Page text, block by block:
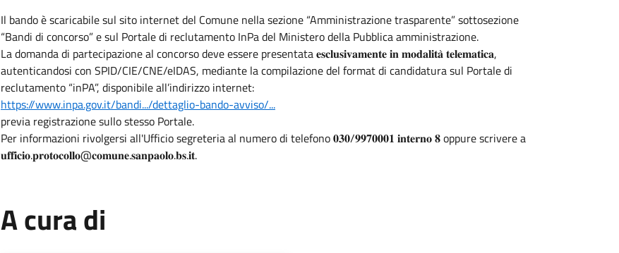
Il bando è scaricabile sul sito internet del Comune nella sezione “Amministrazione trasparente” sottosezione
“Bandi di concorso” e sul Portale di reclutamento InPa del Ministero della Pubblica amministrazione.
La domanda di partecipazione al concorso deve essere presentata 𝐞𝐬𝐜𝐥𝐮𝐬𝐢𝐯𝐚𝐦𝐞𝐧𝐭𝐞 𝐢𝐧 𝐦𝐨𝐝𝐚𝐥𝐢𝐭𝐚̀ 𝐭𝐞𝐥𝐞𝐦𝐚𝐭𝐢𝐜𝐚,
autenticandosi con SPID/CIE/CNE/eIDAS, mediante la compilazione del format di candidatura sul Portale di
reclutamento “inPA”, disponibile all’indirizzo internet:
https://www.inpa.gov.it/bandi.../dettaglio-bando-avviso/...
previa registrazione sullo stesso Portale.
Per informazioni rivolgersi all'Ufficio segreteria al numero di telefono 𝟎𝟑𝟎/𝟗𝟗𝟕𝟎𝟎𝟎𝟏 𝐢𝐧𝐭𝐞𝐫𝐧𝐨 𝟖 oppure scrivere a
𝐮𝐟𝐟𝐢𝐜𝐢𝐨.𝐩𝐫𝐨𝐭𝐨𝐜𝐨𝐥𝐥𝐨@𝐜𝐨𝐦𝐮𝐧𝐞.𝐬𝐚𝐧𝐩𝐚𝐨𝐥𝐨.𝐛𝐬.𝐢𝐭.
A cura di